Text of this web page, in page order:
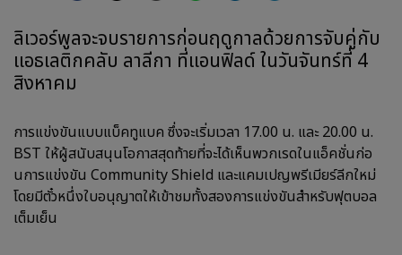
ลิเวอร์พูลจะจบรายการก่อนฤดูกาลด้วยการจับคู่กับ
แอธเลติกคลับ ลาลีกา ที่แอนฟิลด์ ในวันจันทร์ที่ 4
สิงหาคม
การแข่งขันแบบแบ็คทูแบค ซึ่งจะเริ่มเวลา 17.00 น. และ 20.00 น.
BST ให้ผู้สนับสนุนโอกาสสุดท้ายที่จะได้เห็นพวกเรดในแอ็คชั่นก่อ
นการแข่งขัน Community Shield และแคมเปญพรีเมียร์ลีกใหม่
โดยมีตั๋วหนึ่งใบอนุญาตให้เข้าชมทั้งสองการแข่งขันสำหรับฟุตบอล
เต็มเย็น